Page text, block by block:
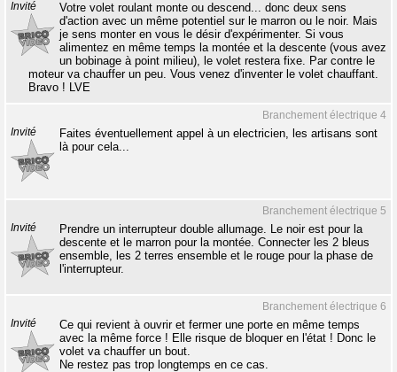
Invité
Votre volet roulant monte ou descend... donc deux sens
d'action avec un même potentiel sur le marron ou le noir. Mais
je sens monter en vous le désir d'expérimenter. Si vous
alimentez en même temps la montée et la descente (vous avez
un bobinage à point milieu), le volet restera fixe. Par contre le
moteur va chauffer un peu. Vous venez d'inventer le volet chauffant.
Bravo ! LVE
Branchement électrique 4
Invité
Faites éventuellement appel à un electricien, les artisans sont
là pour cela...
Branchement électrique 5
Invité
Prendre un interrupteur double allumage. Le noir est pour la
descente et le marron pour la montée. Connecter les 2 bleus
ensemble, les 2 terres ensemble et le rouge pour la phase de
l'interrupteur.
Branchement électrique 6
Invité
Ce qui revient à ouvrir et fermer une porte en même temps
avec la même force ! Elle risque de bloquer en l'état ! Donc le
volet va chauffer un bout.
Ne restez pas trop longtemps en ce cas.